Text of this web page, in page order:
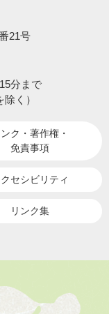
21号
分まで
く）
ンク・著作権・
免責事項
セシビリティ
リンク集